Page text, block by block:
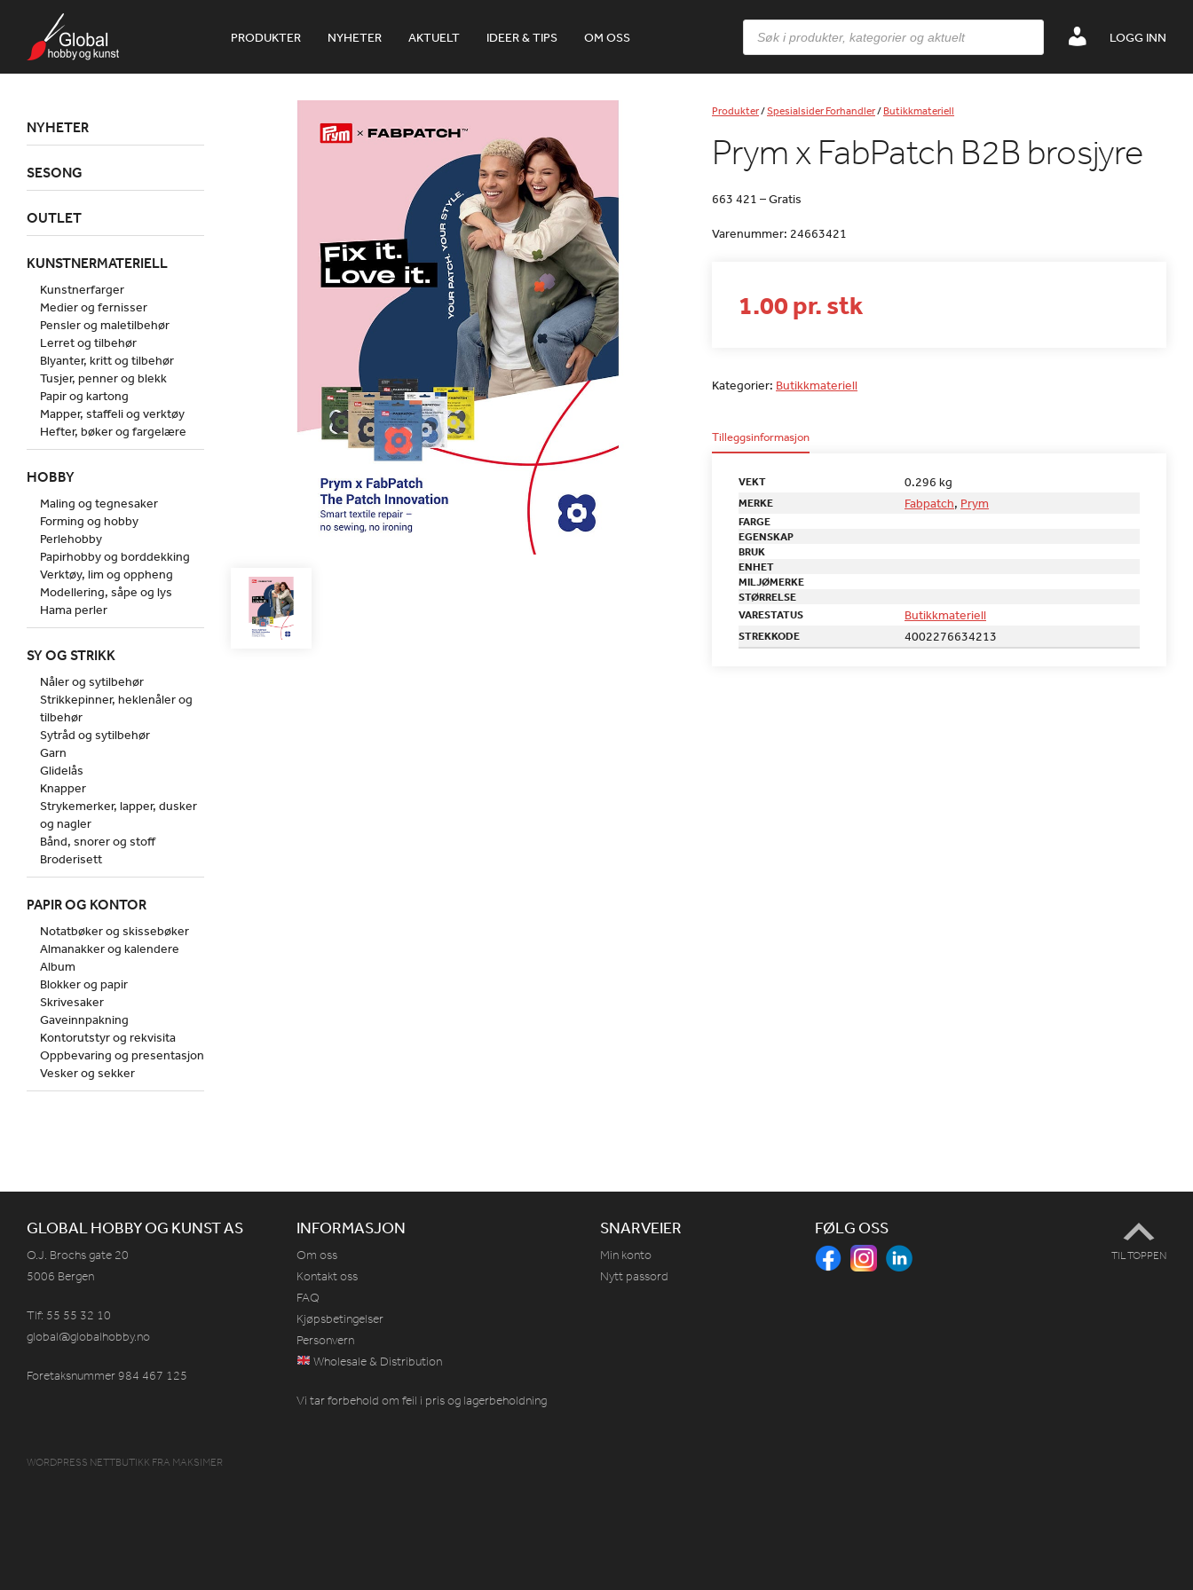
PRODUKTER NYHETER AKTUELT IDEER & TIPS OM OSS LOGG INN
Products
search
Produkter/Spesialsider Forhandler/Butikkmateriell
Prym x FabPatch B2B brosjyre
663 421 – Gratis
Varenummer: 24663421
1.00 pr. stk
Kategorier: Butikkmateriell
Tilleggsinformasjon
VEKT 0.296 kg
MERKE Fabpatch, Prym
FARGE
EGENSKAP
BRUK
ENHET
MILJØMERKE
STØRRELSE
VARESTATUS
Butikkmateriell
STREKKODE 4002276634213
NYHETER
SESONG
OUTLET
KUNSTNERMATERIELL
Kunstnerfarger
Medier og fernisser
Pensler og maletilbehør
Lerret og tilbehør
Blyanter, kritt og tilbehør
Tusjer, penner og blekk
Papir og kartong
Mapper, staffeli og verktøy
Hefter, bøker og fargelære
HOBBY
Maling og tegnesaker
Forming og hobby
Perlehobby
Papirhobby og borddekking
Verktøy, lim og oppheng
Modellering, såpe og lys
Hama perler
SY OG STRIKK
Nåler og sytilbehør
Strikkepinner, heklenåler og
tilbehør
Sytråd og sytilbehør
Garn
Glidelås
Knapper
Strykemerker, lapper, dusker
og nagler
Bånd, snorer og stoff
Broderisett
PAPIR OG KONTOR
Notatbøker og skissebøker
Almanakker og kalendere
Album
Blokker og papir
Skrivesaker
Gaveinnpakning
Kontorutstyr og rekvisita
Oppbevaring og presentasjon
Vesker og sekker
GLOBAL HOBBY OG KUNST AS
O.J. Brochs gate 20
5006 Bergen
Tlf: 55 55 32 10
global@globalhobby.no
Foretaksnummer 984 467 125
INFORMASJON
Om oss
Kontakt oss
FAQ
Kjøpsbetingelser
Personvern
Wholesale & Distribution
Vi tar forbehold om feil i pris og lagerbeholdning
SNARVEIER
Min konto
Nytt passord
FØLG OSS
TIL TOPPEN
WORDPRESS NETTBUTIKK FRA MAKSIMER